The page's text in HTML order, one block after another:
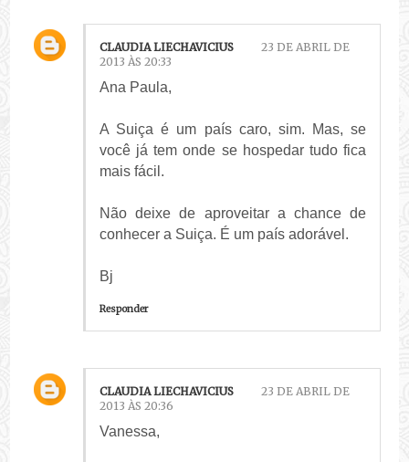
CLAUDIA LIECHAVICIUS
23 DE ABRIL DE
2013 ÀS 20:33
Ana Paula,
A Suiça é um país caro, sim. Mas, se
você já tem onde se hospedar tudo fica
mais fácil.
Não deixe de aproveitar a chance de
conhecer a Suiça. É um país adorável.
Bj
Responder
CLAUDIA LIECHAVICIUS
23 DE ABRIL DE
2013 ÀS 20:36
Vanessa,